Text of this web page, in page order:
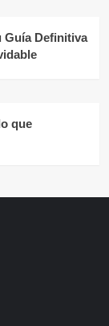
Guía Definitiva
que